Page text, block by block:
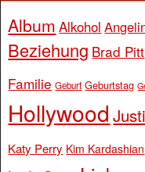
Album Alkohol
Beziehung Brad Pitt
Familie Geburt Geburtstag
Hollywood
Katy Perry Kim Kardashian